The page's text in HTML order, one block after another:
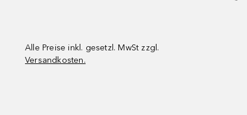
Alle Preise inkl. gesetzl. MwSt zzgl.
Versandkosten.